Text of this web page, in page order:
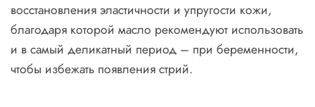
восстановления эластичности и упругости кожи,
благодаря которой масло рекомендуют использовать
и в самый деликатный период – при беременности,
чтобы избежать появления стрий.